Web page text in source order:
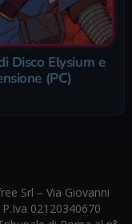
Disco Elysium e
(PC)
Srl – Via Giovanni
02120340670